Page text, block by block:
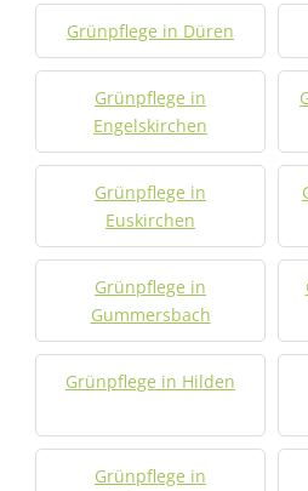
Grünpflege in Düren
Grünpflege in
Engelskirchen
Grünpflege in
Euskirchen
Grünpflege in
Gummersbach
Grünpflege in Hilden
Grünpflege in